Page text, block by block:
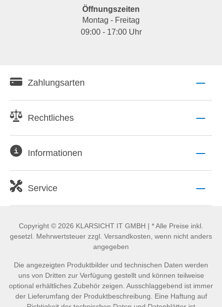
Öffnungszeiten
Montag - Freitag
09:00 - 17:00 Uhr
Zahlungsarten
Rechtliches
Informationen
Service
Copyright © 2026 KLARSICHT IT GMBH | * Alle Preise inkl.
gesetzl. Mehrwertsteuer zzgl. Versandkosten, wenn nicht anders
angegeben
Die angezeigten Produktbilder und technischen Daten werden
uns von Dritten zur Verfügung gestellt und können teilweise
optional erhältliches Zubehör zeigen. Ausschlaggebend ist immer
der Lieferumfang der Produktbeschreibung. Eine Haftung auf